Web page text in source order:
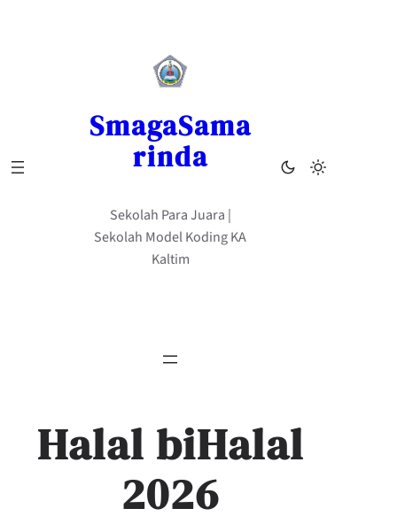
SmagaSama
rinda
Sekolah Para Juara |
Sekolah Model Koding KA
Kaltim
Halal biHalal
2026